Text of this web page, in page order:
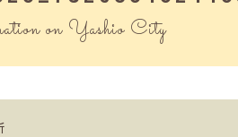
on Yashio City